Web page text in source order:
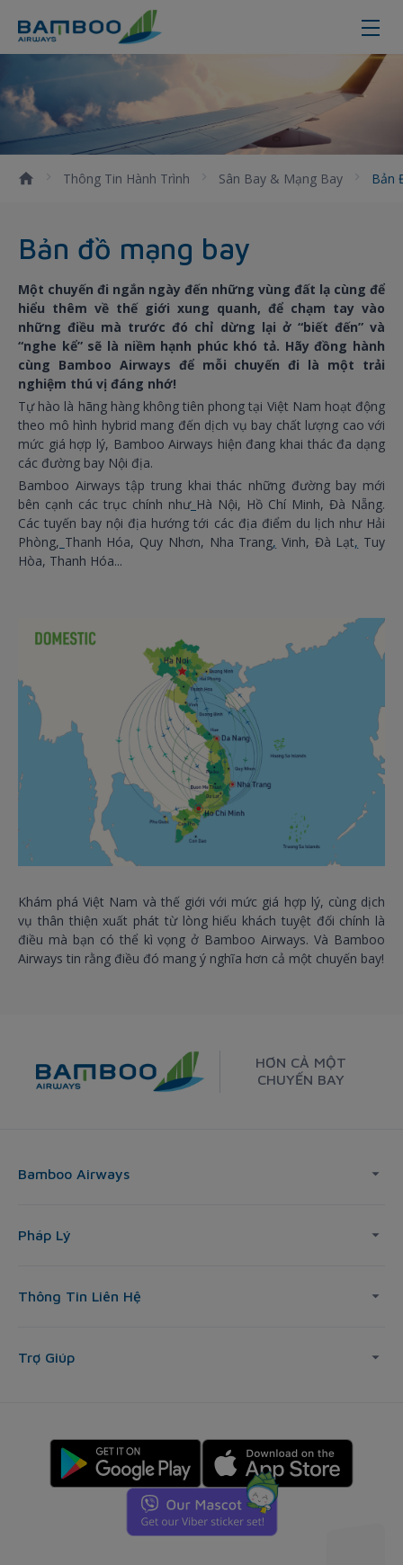
Route network
Thông Tin Hành Trình Sân Bay & Mạng Bay Bản
Bản đồ mạng bay
Một chuyến đi ngắn ngày đến những vùng đất lạ cùng để
hiểu thêm về thế giới xung quanh, để chạm tay vào
những điều mà trước đó chỉ dừng lại ở “biết đến” và
“nghe kể” sẽ là niềm hạnh phúc khó tả. Hãy đồng hành
cùng Bamboo Airways để mỗi chuyến đi là một trải
nghiệm thú vị đáng nhớ!
Tự hào là hãng hàng không tiên phong tại Việt Nam hoạt động
theo mô hình hybrid mang đến dịch vụ bay chất lượng cao với
mức giá hợp lý, Bamboo Airways hiện đang khai thác đa dạng
các đường bay Nội địa.
Bamboo Airways tập trung khai thác những đường bay mới
bên cạnh các trục chính như Hà Nội, Hồ Chí Minh, Đà Nẵng.
Các tuyến bay nội địa hướng tới các địa điểm du lịch như Hải
Phòng, Thanh Hóa, Quy Nhơn, Nha Trang, Vinh, Đà Lạt, Tuy
Hòa, Thanh Hóa...
Khám phá Việt Nam và thế giới với mức giá hợp lý, cùng dịch
vụ thân thiện xuất phát từ lòng hiếu khách tuyệt đối chính là
điều mà bạn có thể kì vọng ở Bamboo Airways. Và Bamboo
Airways tin rằng điều đó mang ý nghĩa hơn cả một chuyến bay!
HƠN CẢ MỘT
CHUYẾN BAY
Bamboo Airways
Pháp Lý
Thông Tin Liên Hệ
Trợ Giúp